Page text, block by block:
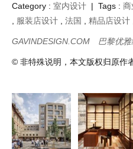
Category : 室内设计 | Tags : 商
服装店设计 法国 精品店设计
GAVINDESIGN.COM 巴黎优
© 非特殊说明，本文版权归原作